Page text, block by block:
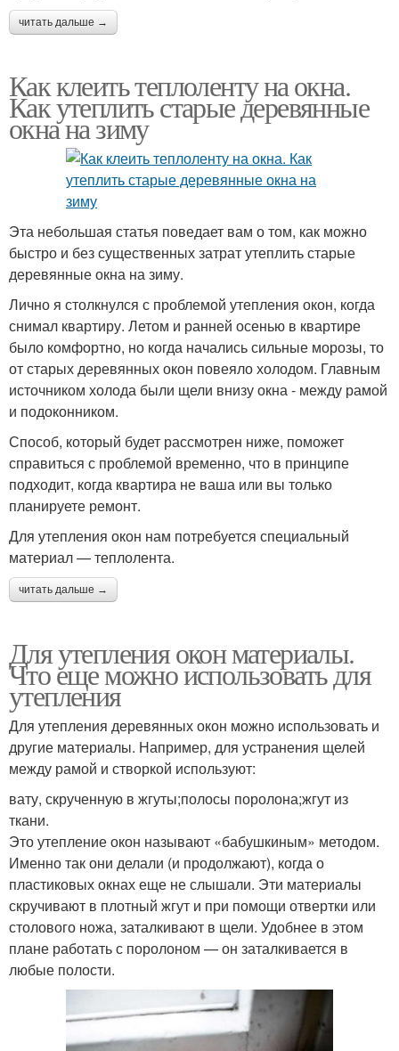
читать дальше →
Как клеить теплоленту на окна.
Как утеплить старые деревянные
окна на зиму
Эта небольшая статья поведает вам о том, как можно
быстро и без существенных затрат утеплить старые
деревянные окна на зиму.
Лично я столкнулся с проблемой утепления окон, когда
снимал квартиру. Летом и ранней осенью в квартире
было комфортно, но когда начались сильные морозы, то
от старых деревянных окон повеяло холодом. Главным
источником холода были щели внизу окна - между рамой
и подоконником.
Способ, который будет рассмотрен ниже, поможет
справиться с проблемой временно, что в принципе
подходит, когда квартира не ваша или вы только
планируете ремонт.
Для утепления окон нам потребуется специальный
материал — теплолента.
читать дальше →
Для утепления окон материалы.
Что еще можно использовать для
утепления
Для утепления деревянных окон можно использовать и
другие материалы. Например, для устранения щелей
между рамой и створкой используют:
вату, скрученную в жгуты;полосы поролона;жгут из
ткани.
Это утепление окон называют «бабушкиным» методом.
Именно так они делали (и продолжают), когда о
пластиковых окнах еще не слышали. Эти материалы
скручивают в плотный жгут и при помощи отвертки или
столового ножа, заталкивают в щели. Удобнее в этом
плане работать с поролоном — он заталкивается в
любые полости.